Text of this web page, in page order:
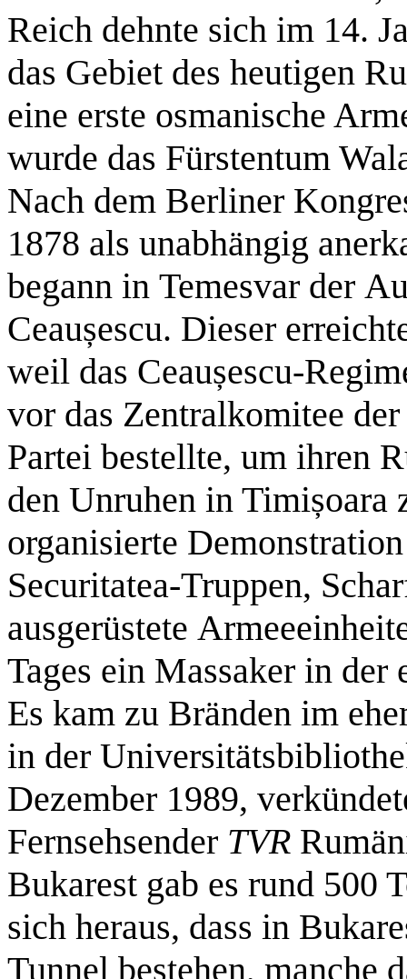
Reich dehnte sich im 14.
das Gebiet des heutigen
eine erste osmanische
wurde das Fürstentum
Nach dem Berliner
1878 als unabhängig
begann in Temesvar der
Ceaușescu. Dieser
weil das Ceaușescu-
vor das Zentralkomitee
Partei bestellte, um ihren
den Unruhen in Timișoara
organisierte
Securitatea-Truppen,
ausgerüstete
Tages ein Massaker in der
Es kam zu Bränden im
in der
Dezember 1989,
Fernsehsender TVR
Bukarest gab es rund 500
sich heraus, dass in
Tunnel bestehen, manche